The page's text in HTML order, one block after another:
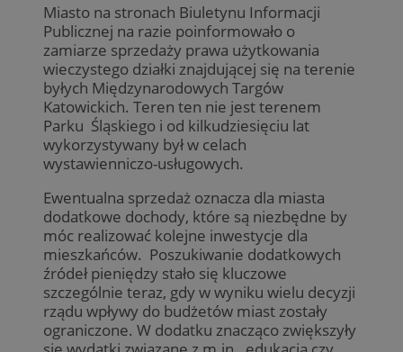
Miasto na stronach Biuletynu Informacji
Publicznej na razie poinformowało o
zamiarze sprzedaży prawa użytkowania
wieczystego działki znajdującej się na terenie
byłych Międzynarodowych Targów
Katowickich. Teren ten nie jest terenem
Parku Śląskiego i od kilkudziesięciu lat
wykorzystywany był w celach
wystawienniczo-usługowych.
Ewentualna sprzedaż oznacza dla miasta
dodatkowe dochody, które są niezbędne by
móc realizować kolejne inwestycje dla
mieszkańców. Poszukiwanie dodatkowych
źródeł pieniędzy stało się kluczowe
szczególnie teraz, gdy w wyniku wielu decyzji
rządu wpływy do budżetów miast zostały
ograniczone. W dodatku znacząco zwiększyły